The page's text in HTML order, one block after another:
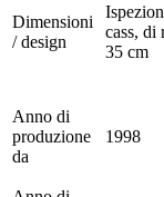
Dimensioni
/ design
cass, di
35 cm
Anno di
produzione
da
1998